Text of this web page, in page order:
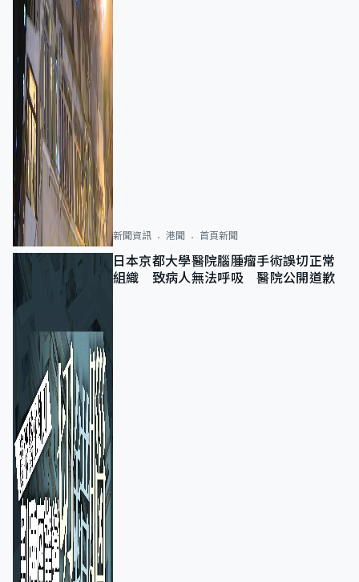
新聞資訊 港聞 首頁新聞
日本京都大學醫院腦腫瘤手術誤切正常
組織 致病人無法呼吸 醫院公開道歉